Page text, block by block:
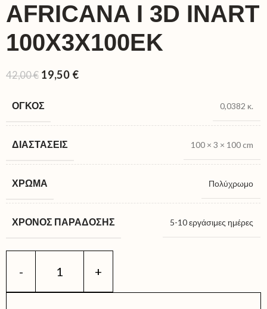
AFRICANA I 3D INART
100X3X100ΕΚ
42,00€ 19,50 €
ΌΓΚΟΣ 0,0382 κ.
ΔΙΑΣΤΆΣΕΙΣ 100 × 3 × 100 cm
ΧΡΏΜΑ Πολύχρωμο
ΧΡΌΝΟΣ ΠΑΡΆΔΟΣΗΣ 5-10 εργάσιμες ημέρες